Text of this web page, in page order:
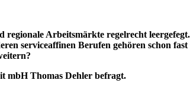
Arbeitsmärkte regelrecht
serviceaffinen Berufen gehören schon
mbH Thomas Dehler befragt.